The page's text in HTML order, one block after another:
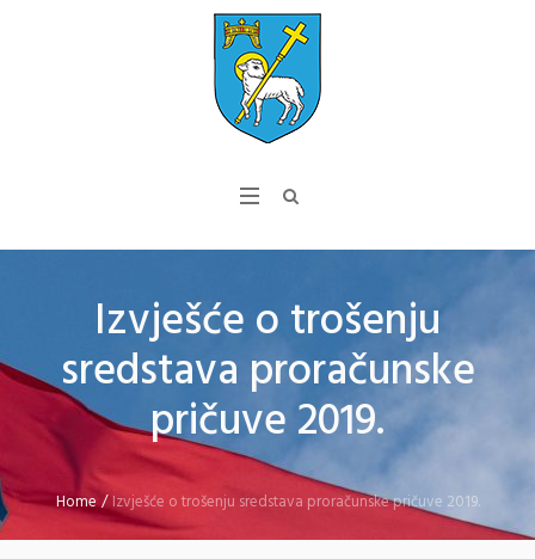
Izvješće o trošenju
sredstava proračunske
pričuve 2019.
Home/Izvješće o trošenju sredstava proračunske pričuve 2019.